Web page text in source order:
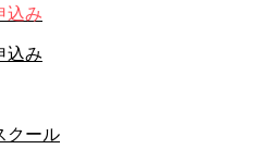
込み
込み
クール